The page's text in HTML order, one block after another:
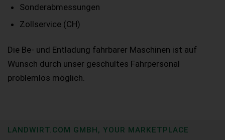
Sonderabmessungen
Zollservice (CH)
Die Be- und Entladung fahrbarer Maschinen ist auf
Wunsch durch unser geschultes Fahrpersonal
problemlos möglich.
LANDWIRT.COM GMBH, YOUR MARKETPLACE